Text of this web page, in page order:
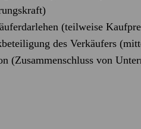
(teilweise
des Verkäufers
(Zusammenschluss von